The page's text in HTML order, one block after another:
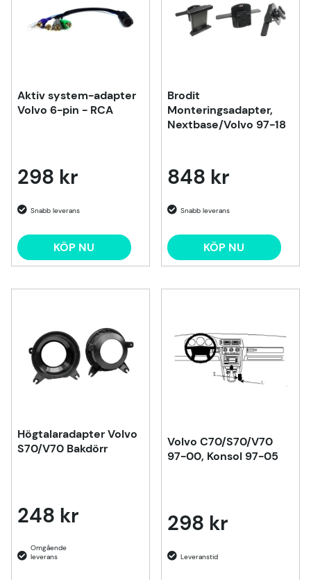
Aktiv system-adapter
Volvo 6-pin - RCA
298 kr
KÖP NU
Brodit
Monteringsadapter,
Nextbase/Volvo 97-18
848 kr
KÖP NU
Högtalaradapter Volvo
S70/V70 Bakdörr
248 kr
Volvo C70/S70/V70
97-00, Konsol 97-05
298 kr